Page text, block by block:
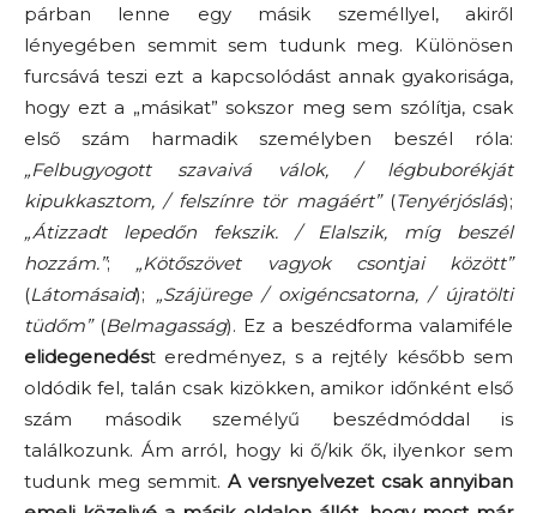
párban lenne egy másik személlyel, akiről
lényegében semmit sem tudunk meg. Különösen
furcsává teszi ezt a kapcsolódást annak gyakorisága,
hogy ezt a „másikat” sokszor meg sem szólítja, csak
első szám harmadik személyben beszél róla:
„Felbugyogott szavaivá válok, / légbuborékját
kipukkasztom, / felszínre tör magáért”(Tenyérjóslás);
„Átizzadt lepedőn fekszik. / Elalszik, míg beszél
hozzám.”; „Kötőszövet vagyok csontjai között”
(Látomásaid); „Szájürege / oxigéncsatorna, / újratölti
tüdőm”(Belmagasság). Ez a beszédforma valamiféle
elidegenedést eredményez, s a rejtély később sem
oldódik fel, talán csak kizökken, amikor időnként első
szám második személyű beszédmóddal is
találkozunk. Ám arról, hogy ki ő/kik ők, ilyenkor sem
tudunk meg semmit. A versnyelvezet csak annyiban